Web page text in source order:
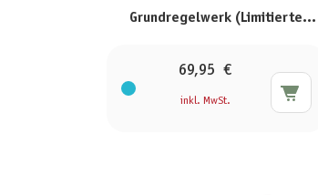
Grundregelwerk (Limitierte
69,95 €
inkl. MwSt.